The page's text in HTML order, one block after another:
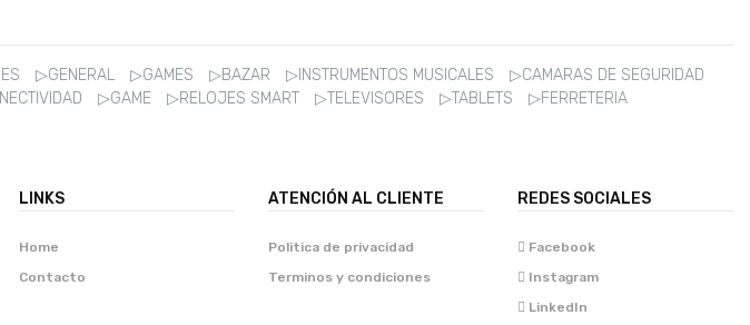
▷GENERAL ▷GAMES ▷BAZAR ▷INSTRUMENTOS MUSICALES
▷CAMARAS DE SEGURIDAD
▷GAME ▷RELOJES SMART ▷TELEVISORES ▷TABLETS
▷FERRETERIA
LINKS
Home
Contacto
ATENCIÓN AL CLIENTE
Politica de privacidad
Terminos y condiciones
REDES SOCIALES
Facebook
Instagram
LinkedIn